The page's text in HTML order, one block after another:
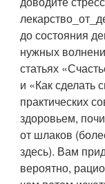
до состояния
нужных
статьях
и «Как сделать
практических
здоровьем,
от шлаков
здесь). Вам
вероятно,